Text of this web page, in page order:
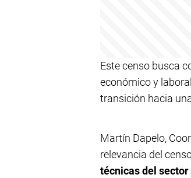
Este censo busca
económico y
transición hacia
Martín Dapelo,
relevancia del
técnicas del sector